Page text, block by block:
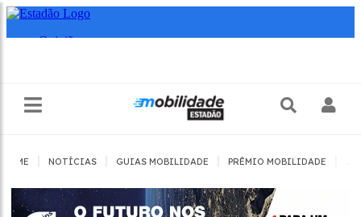
HOME NOTÍCIAS GUIAS MOBILIDADE PRÊMIO MOBILIDADE